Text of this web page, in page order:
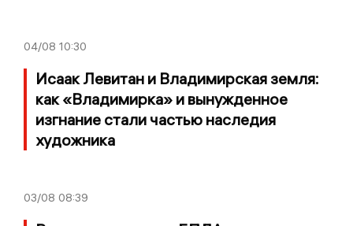
04/08 10:30
Исаак Левитан и Владимирская земля:
как «Владимирка» и вынужденное
изгнание стали частью наследия
художника
03/08 08:39